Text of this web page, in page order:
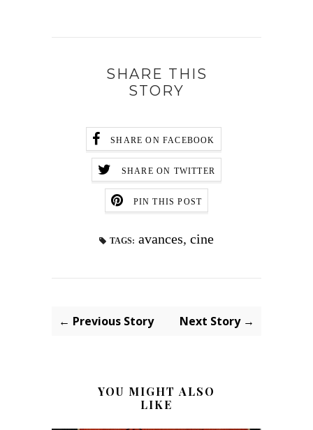
SHARE THIS
STORY
SHARE ON FACEBOOK
SHARE ON TWITTER
PIN THIS POST
TAGS: avances, cine
← Previous Story Next Story →
YOU MIGHT ALSO
LIKE